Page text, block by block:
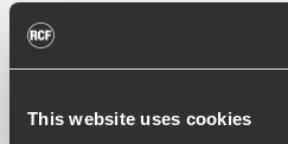
This website uses cookies
Topteil, Subwoofer,
in einer
erhältlichen